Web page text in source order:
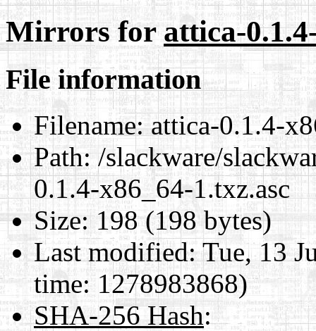
Mirrors forattica-
File information
Filename:attica-0.1.4-
Path:/slackware/
0.1.4-x86_64-1.txz.asc
Size:198 (198 bytes)
Last modified:Tue, 13
time: 1278983868)
SHA-256 Hash: